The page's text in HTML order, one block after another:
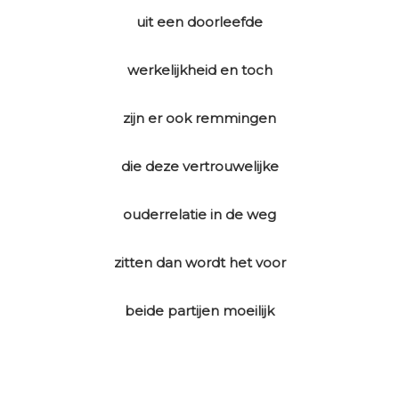
uit een doorleefde
werkelijkheid en toch
zijn er ook remmingen
die deze vertrouwelijke
ouderrelatie in de weg
zitten dan wordt het voor
beide partijen moeilijk